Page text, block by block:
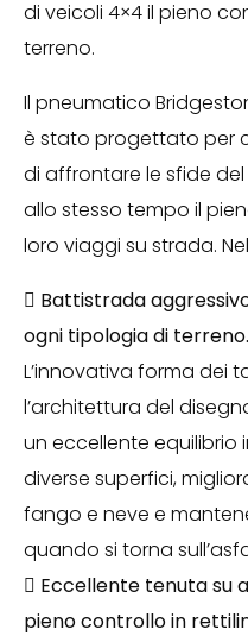
di veicoli 4×4 il pieno
terreno.
Il pneumatico
è stato progettato per
di affrontare le sfide
allo stesso tempo il
loro viaggi su strada.
 Battistrada
ogni tipologia di terreno.
L’innovativa forma dei
l’architettura del
un eccellente equilibrio
diverse superfici,
fango e neve e
quando si torna
 Eccellente tenuta su
pieno controllo in